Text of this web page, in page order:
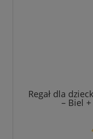
Regał dla
– Biel